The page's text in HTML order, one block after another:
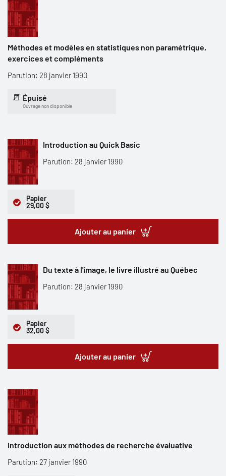
Méthodes et modèles en statistiques non paramétrique,
exercices et compléments
Parution: 28 janvier 1990
Épuisé
Ouvrage non disponible
Introduction au Quick Basic
Parution: 28 janvier 1990
Papier
29,00 $
Ajouter au panier
Du texte à l'image, le livre illustré au Québec
Parution: 28 janvier 1990
Papier
32,00 $
Ajouter au panier
Introduction aux méthodes de recherche évaluative
Parution: 27 janvier 1990